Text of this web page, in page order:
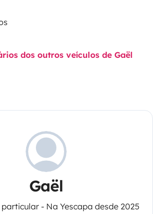
dos outros veículos de Gaël
Gaël
- Na Yescapa desde 2025